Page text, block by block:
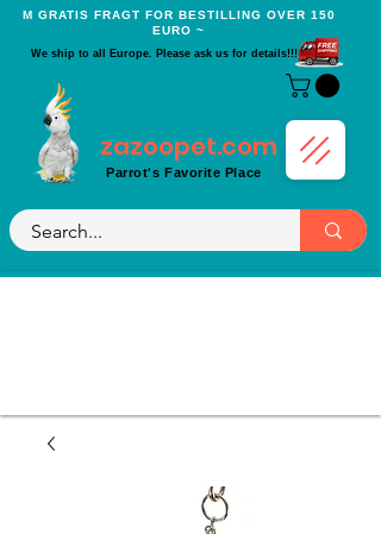
Μ GRATIS FRAGT FOR BESTILLING OVER 150
EURO ~
We ship to all Europe. Please ask us for details!!!
zazoopet.com
Parrot's Favorite Place